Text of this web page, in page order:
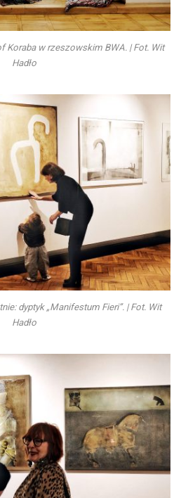
Koraba w rzeszowskim BWA. | Fot. Wit
Hadło
dyptyk „Manifestum Fieri”. | Fot. Wit
Hadło